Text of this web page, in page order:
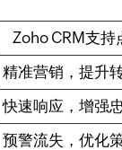
Zoho CRM支持
精准营销，提升
快速响应，增强
预警流失，优化